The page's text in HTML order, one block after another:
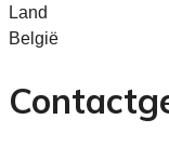
Land
België